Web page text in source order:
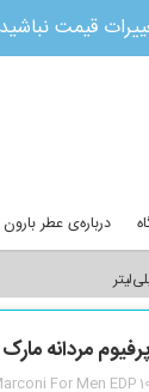
قیمت
درباره‌ی عطر بارون
مردانه مارک
For Men EDP